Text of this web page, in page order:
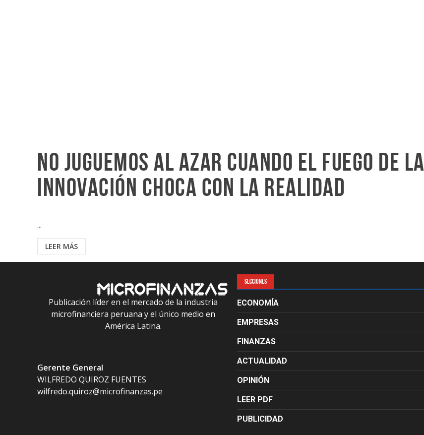
No juguemos al azar cuando el fuego de la
innovación choca con la realidad
...
LEER MÁS
Publicación líder en el mercado de la industria
microfinanciera peruana y el único medio en
América Latina.
Gerente General
WILFREDO QUIROZ FUENTES
wilfredo.quiroz@microfinanzas.pe
SECCIONES
ECONOMÍA
EMPRESAS
FINANZAS
ACTUALIDAD
OPINIÓN
LEER PDF
PUBLICIDAD